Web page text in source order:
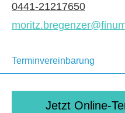
0441-21217650
Terminvereinbarung
Jetzt Online-